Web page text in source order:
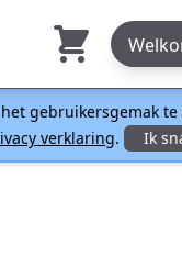
gebruikersgemak
verklaring. Ik